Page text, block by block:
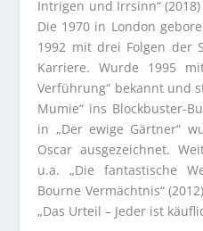
Intrigen und Irrsinn“ (2018)
Die 1970 in London
1992 mit drei Folgen der
Karriere. Wurde 1995
Verführung“ bekannt und
Mumie“ ins Blockbuster-
in „Der ewige Gärtner“
Oscar ausgezeichnet.
u.a. „Die fantastische
Bourne Vermächtnis“
„Das Urteil – Jeder ist